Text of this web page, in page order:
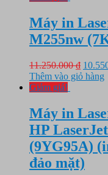
Máy in
M255nw
11.250.000₫ Giá
gốc
Thêm vào giỏ hàng
Giảm giá!
Máy in
HP
(9YG95A)
đảo mặt)